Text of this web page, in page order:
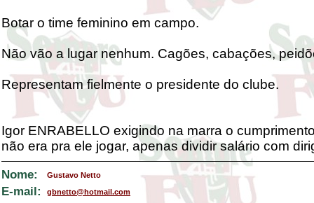
Botar o time feminino em campo.
Não vão a lugar nenhum. Cagões, cabações,
Representam fielmente o presidente do clube.
Igor ENRABELLO exigindo na marra o
não era pra ele jogar, apenas dividir salário com
Nome: Gustavo Netto
E-mail: gbnetto@hotmail.com